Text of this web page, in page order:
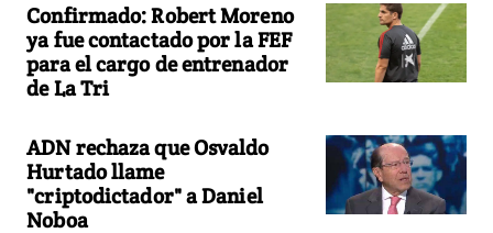
Confirmado: Robert Moreno
ya fue contactado por la FEF
para el cargo de entrenador
de La Tri
ADN rechaza que Osvaldo
Hurtado llame
"criptodictador" a Daniel
Noboa